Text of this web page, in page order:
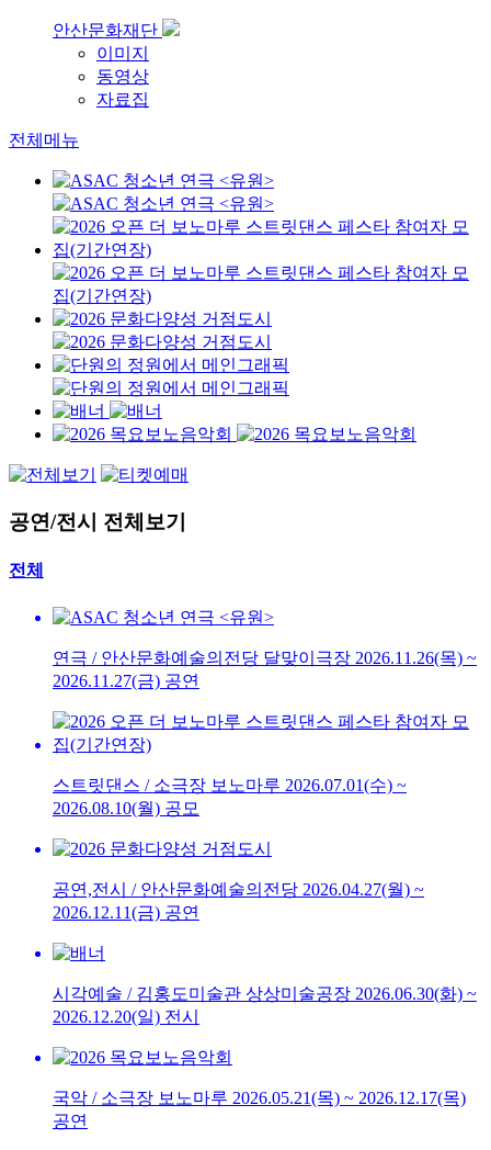
안산문화재단
이미지
동영상
자료집
전체메뉴
공연/전시 전체보기
전체
연극 / 안산문화예술의전당 달맞이극장 2026.11.26(목) ~
2026.11.27(금) 공연
스트릿댄스 / 소극장 보노마루 2026.07.01(수) ~
2026.08.10(월) 공모
공연,전시 / 안산문화예술의전당 2026.04.27(월) ~
2026.12.11(금) 공연
시각예술 / 김홍도미술관 상상미술공장 2026.06.30(화) ~
2026.12.20(일) 전시
국악 / 소극장 보노마루 2026.05.21(목) ~ 2026.12.17(목)
공연